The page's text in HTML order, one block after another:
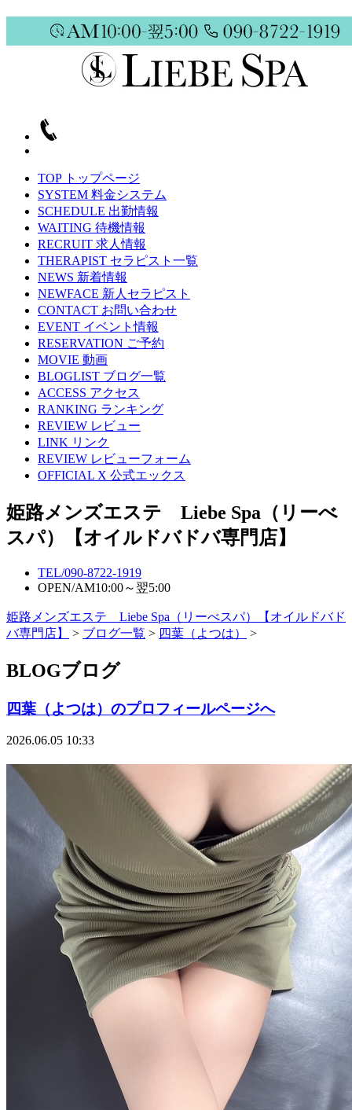
TOP トップページ
SYSTEM 料金システム
SCHEDULE 出勤情報
WAITING 待機情報
RECRUIT 求人情報
THERAPIST セラピスト一覧
NEWS 新着情報
NEWFACE 新人セラピスト
CONTACT お問い合わせ
EVENT イベント情報
RESERVATION ご予約
MOVIE 動画
BLOGLIST ブログ一覧
ACCESS アクセス
RANKING ランキング
REVIEW レビュー
LINK リンク
REVIEW レビューフォーム
OFFICIAL X 公式エックス
姫路メンズエステ Liebe Spa（リーべ
スパ）【オイルドバドバ専門店】
TEL/090-8722-1919
OPEN/AM10:00～翌5:00
姫路メンズエステ Liebe Spa（リーべスパ）【オイルドバド
バ専門店】
> ブログ一覧 > 四葉（よつは） >
BLOGブログ
四葉（よつは）のプロフィールページへ
2026.06.05 10:33